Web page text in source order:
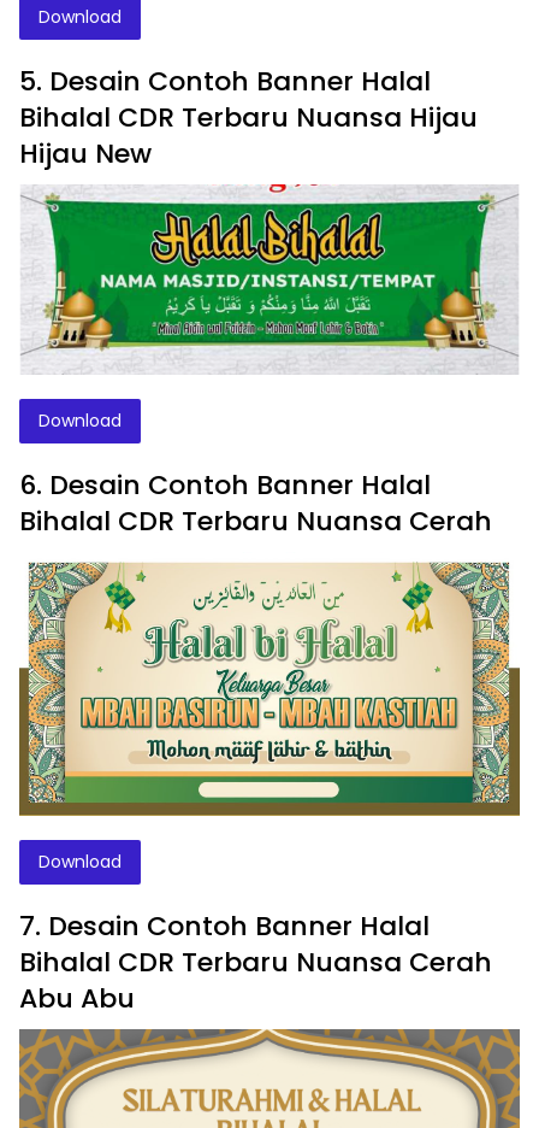
Download
5. Desain Contoh Banner Halal
Bihalal CDR Terbaru Nuansa Hijau
Hijau New
Download
6. Desain Contoh Banner Halal
Bihalal CDR Terbaru Nuansa Cerah
Download
7. Desain Contoh Banner Halal
Bihalal CDR Terbaru Nuansa Cerah
Abu Abu